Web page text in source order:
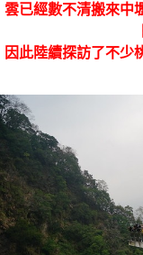
雲已經數不清搬來中
因此陸續探訪了不少